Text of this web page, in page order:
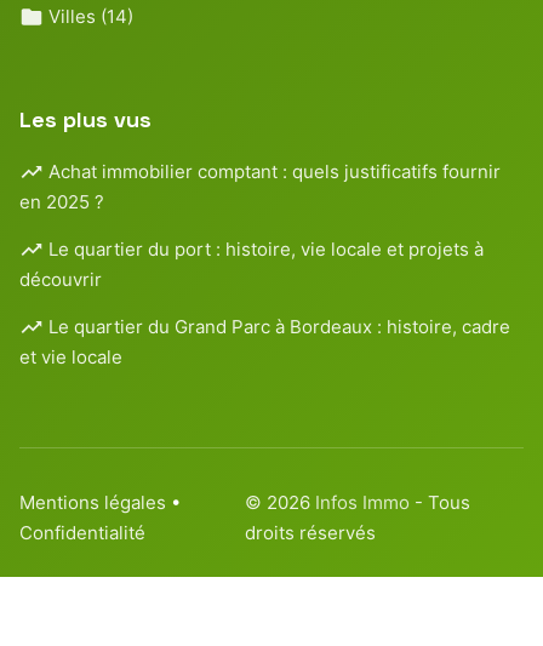
Villes (14)
Les plus vus
Achat immobilier comptant : quels justificatifs fournir
en 2025 ?
Le quartier du port : histoire, vie locale et projets à
découvrir
Le quartier du Grand Parc à Bordeaux : histoire, cadre
et vie locale
Mentions légales •
Confidentialité
© 2026 Infos Immo - Tous
droits réservés